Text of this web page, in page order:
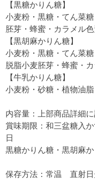
【黒糖かりん糖】
小麦粉・黒糖・てん菜
胚芽・蜂蜜・カラメル
【黒胡麻かりん糖】
小麦粉・黒糖・てん菜
脱脂小麦胚芽・蜂蜜・
【牛乳かりん糖】
小麦粉・砂糖・植物油
内容量：上部商品詳細
賞味期限：和三盆糖入
日
黒糖かりん糖・黒胡麻
保存方法：常温 直射日